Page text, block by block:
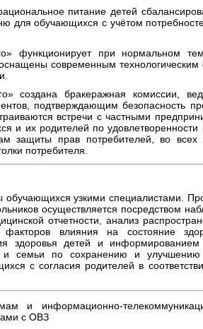
питание детей
обучающихся с учётом
при нормальном
современным
бракеражная комиссии,
подтверждающим безопасность
встречи с частными
и их родителей по удовлетворенности
прав потребителей, во всех
потребителя.
узкими специалистами.
осуществляется посредством
отчетности, анализ
влияния на состояние
здоровья детей и
и семьи по сохранению и улучшению
с согласия родителей в
и информационно-
с ОВЗ